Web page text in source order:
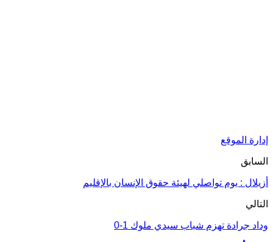
إدارة الموقع
السابق
أزيلال : يوم تواصلي لهيئة حقوق الإنسان بالإقليم
التالي
وداد جرادة تهزم شباب سيدي ملوك 1-0